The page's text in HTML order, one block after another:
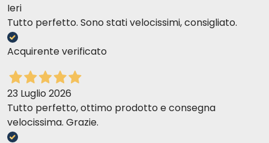
Ieri
Tutto perfetto. Sono stati velocissimi, consigliato.
Acquirente verificato
23 Luglio 2026
Tutto perfetto, ottimo prodotto e consegna
velocissima. Grazie.